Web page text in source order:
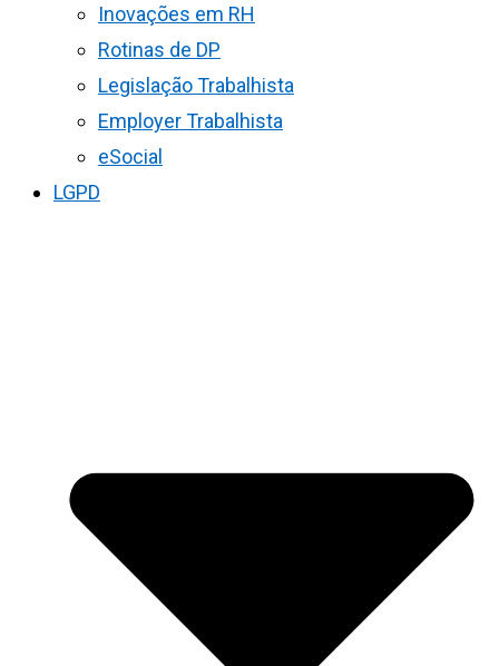
Inovações em RH
Rotinas de DP
Legislação Trabalhista
Employer Trabalhista
eSocial
LGPD